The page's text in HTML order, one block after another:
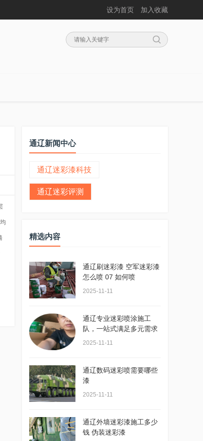
设为首页 加入收藏
通辽新闻中心
通辽迷彩漆科技
通辽迷彩评测
精选内容
通辽刷迷彩漆 空军迷彩漆
怎么喷 07 如何喷
2025-11-11
通辽专业迷彩喷涂施工
队，一站式满足多元需求
2025-11-11
通辽数码迷彩喷需要哪些
漆
2025-11-11
通辽外墙迷彩漆施工多少
钱 伪装迷彩漆